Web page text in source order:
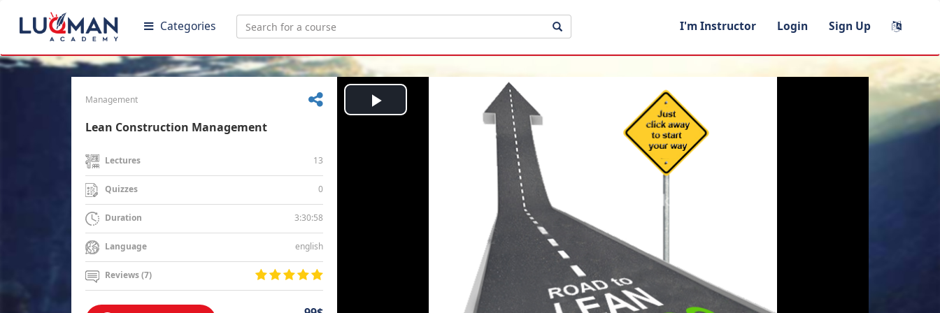
Categories I'm Instructor Login Sign Up
Management
Lean Construction Management
Lectures 13
Quizzes 0
Duration 3:30:58
Language english
Reviews (7)
Play